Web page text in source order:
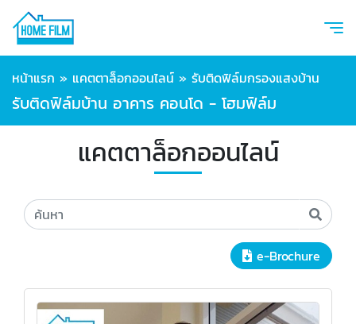
หน้าแรก » แคตตาล็อกออนไลน์ » รับติดฟิล์มกรองแสงบ้าน
รับติดฟิล์มบ้าน อาคาร คอนโด - โฮมฟิล์ม
แคตตาล็อกออนไลน์
e-Brochure